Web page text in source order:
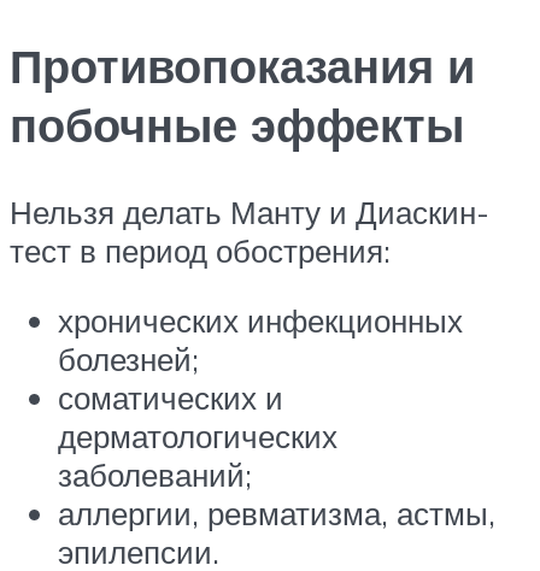
Противопоказания и
побочные эффекты
Нельзя делать Манту и Диаскин-
тест в период обострения:
хронических инфекционных
болезней;
соматических и
дерматологических
заболеваний;
аллергии, ревматизма, астмы,
эпилепсии.